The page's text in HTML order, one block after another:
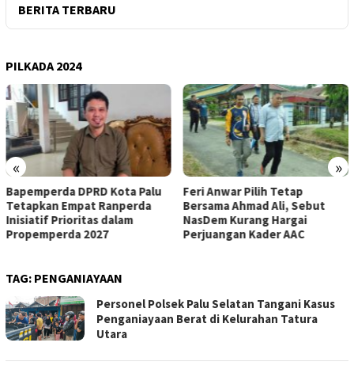
BERITA TERBARU
PILKADA 2024
« »
Bapemperda DPRD Kota Palu
Tetapkan Empat Ranperda
Inisiatif Prioritas dalam
Propemperda 2027
Feri Anwar Pilih Tetap
Bersama Ahmad Ali, Sebut
NasDem Kurang Hargai
Perjuangan Kader AAC
TAG: PENGANIAYAAN
Personel Polsek Palu Selatan Tangani Kasus
Penganiayaan Berat di Kelurahan Tatura
Utara